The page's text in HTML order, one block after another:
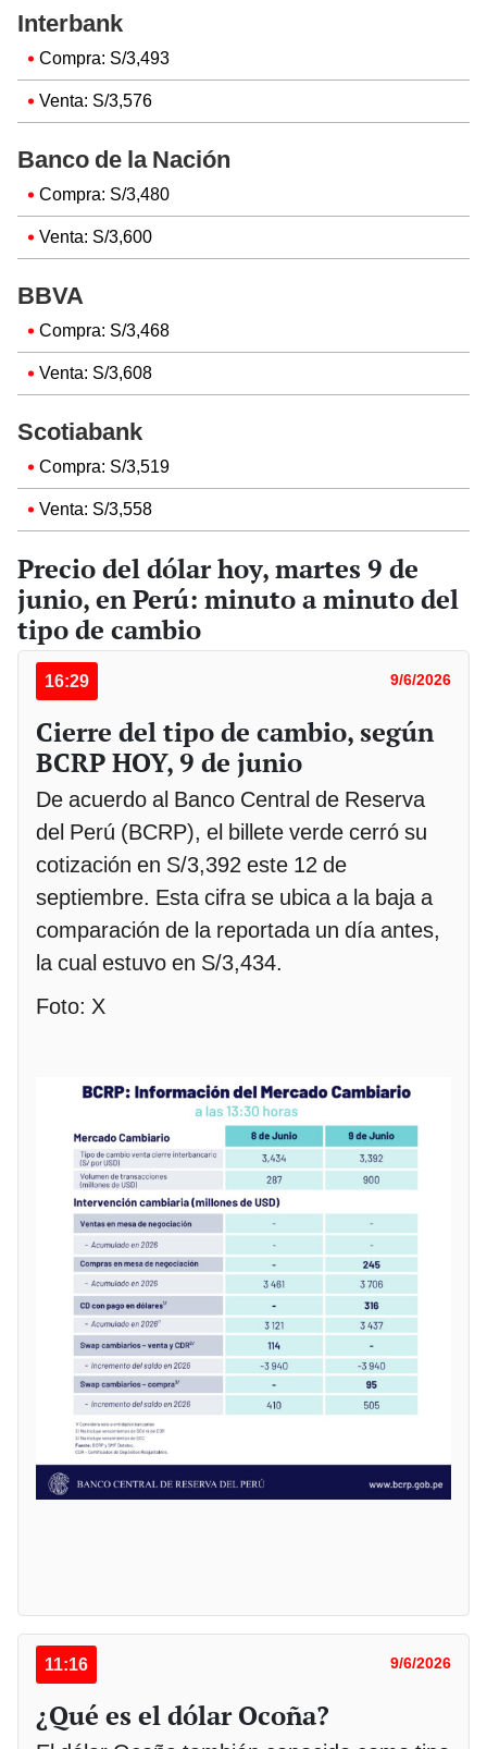
Interbank
Compra: S/3,493
Venta: S/3,576
Banco de la Nación
Compra: S/3,480
Venta: S/3,600
BBVA
Compra: S/3,468
Venta: S/3,608
Scotiabank
Compra: S/3,519
Venta: S/3,558
Precio del dólar hoy, martes 9 de
junio, en Perú: minuto a minuto del
tipo de cambio
16:29 9/6/2026
Cierre del tipo de cambio, según
BCRP HOY, 9 de junio
De acuerdo al Banco Central de Reserva
del Perú (BCRP), el billete verde cerró su
cotización en S/3,392 este 12 de
septiembre. Esta cifra se ubica a la baja a
comparación de la reportada un día antes,
la cual estuvo en S/3,434.
Foto: X
11:16 9/6/2026
¿Qué es el dólar Ocoña?